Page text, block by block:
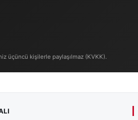
üçüncü kişilerle paylaşılmaz (KVKK).